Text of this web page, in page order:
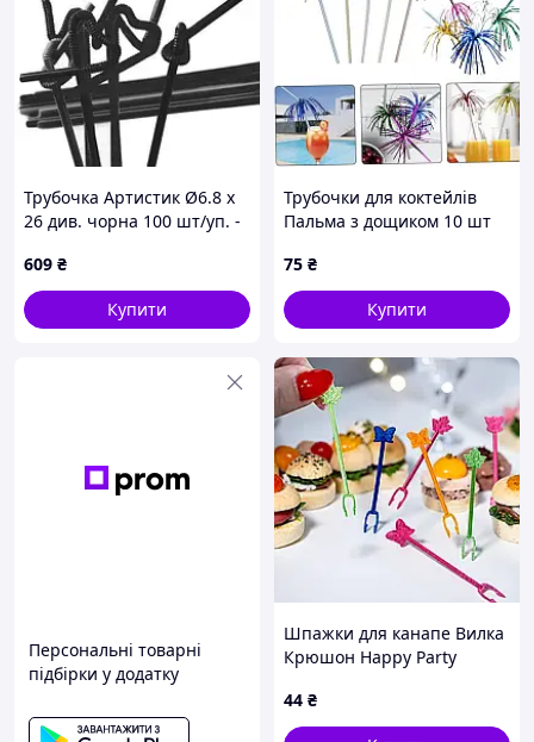
Трубочка Артистик Ø6.8 x
26 див. чорна 100 шт/уп. -
609 ₴
Купити
Трубочки для коктейлів
Пальма з дощиком 10 шт
для напоїв ТМ Помічниця
75 ₴
Купити
Персональні товарні
підбірки у додатку
Шпажки для канапе Вилка
Крюшон Happy Party
декоративні для фуршету
та закусок 25 шт
44 ₴